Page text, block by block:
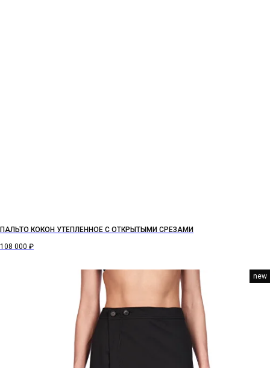
ПАЛЬТО КОКОН УТЕПЛЕННОЕ С ОТКРЫТЫМИ СРЕЗАМИ
108 000 ₽
new